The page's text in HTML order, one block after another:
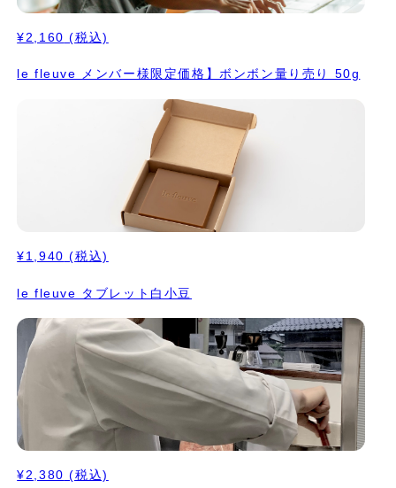
¥2,160 (税込)
le fleuve メンバー様限定価格】ボンボン量り売り 50g
¥1,940 (税込)
le fleuve タブレット白小豆
¥2,380 (税込)